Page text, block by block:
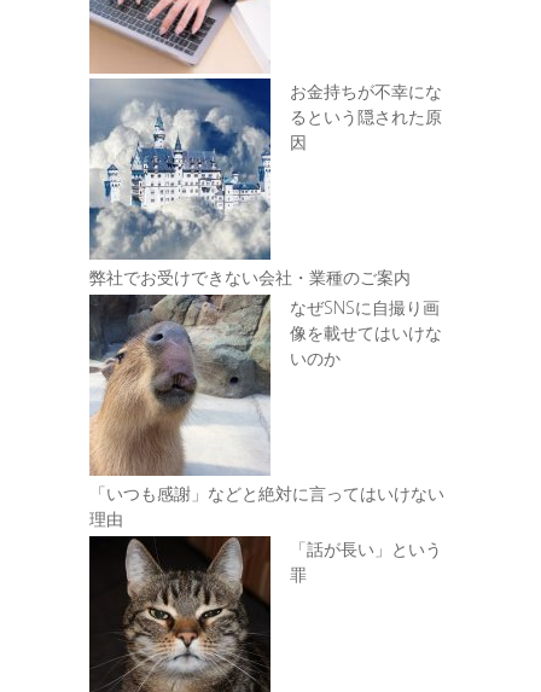
お金持ちが不幸にな
るという隠された原
因
弊社でお受けできない会社・業種のご案内
なぜSNSに自撮り画
像を載せてはいけな
いのか
「いつも感謝」などと絶対に言ってはいけない
理由
「話が長い」という
罪